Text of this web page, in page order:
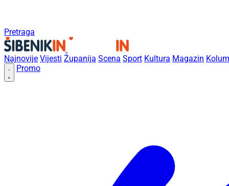
Pretraga
Najnovije Vijesti Županija Scena Sport Kultura Magazin
Promo